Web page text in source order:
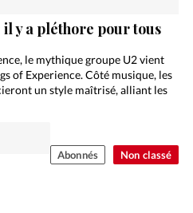
Non classé
y a pléthore pour tous
le mythique groupe U2 vient
of Experience. Côté musique, les
un style maîtrisé, alliant les
Abonnés